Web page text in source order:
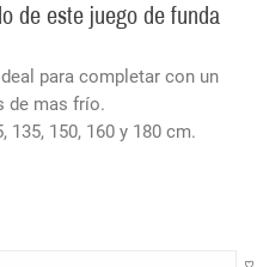
de este juego de funda
para completar con un
de mas frío.
135, 150, 160 y 180 cm.